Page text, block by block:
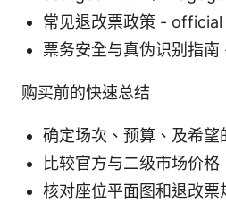
常见退改票政策 -
票务安全与真伪识别指
购买前的快速总结
确定场次、预算、及希望
比较官方与二级市场价格
核对座位平面图和退改票